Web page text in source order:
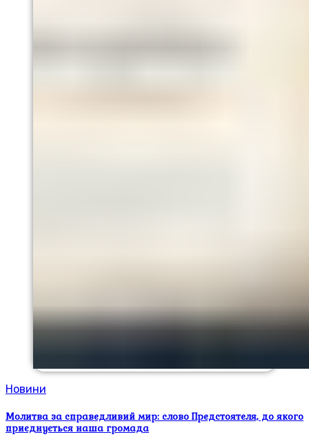
Новини
Молитва за справедливий мир: слово Предстоятеля, до якого
приєднується наша громада